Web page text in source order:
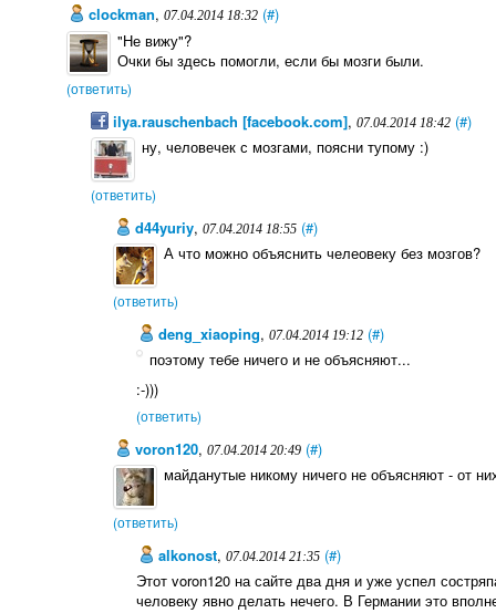
clockman,07.04.2014 18:32 (#)
"Не вижу"?
Очки бы здесь помогли, если бы мозги были.
(ответить)
ilya.rauschenbach [facebook.com], 07.04.2014 18:42 (#)
ну, человечек с мозгами, поясни тупому :)
(ответить)
d44yuriy,07.04.2014 18:55 (#)
А что можно объяснить челеовеку без мозгов?
(ответить)
deng_xiaoping, 07.04.2014 19:12 (#)
поэтому тебе ничего и не объясняют...
:-)))
(ответить)
voron120,07.04.2014 20:49 (#)
майданутые никому ничего не объясняют - от
(ответить)
alkonost, 07.04.2014 21:35 (#)
Этот voron120 на сайте два дня и уже успел
человеку явно делать нечего. В Германии это